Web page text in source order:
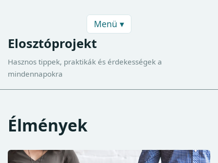
Menü ▾
Elosztóprojekt
Hasznos tippek, praktikák és érdekességek a
mindennapokra
Élmények